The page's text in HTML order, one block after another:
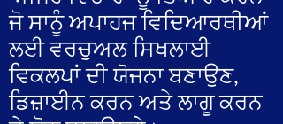
ਜੋ ਸਾਨੂੰ ਅਪਾਹਜ ਵਿਦਿਆਰਥੀਆਂ
ਲਈ ਵਰਚੁਅਲ ਸਿਖਲਾਈ
ਵਿਕਲਪਾਂ ਦੀ ਯੋਜਨਾ ਬਣਾਉਣ,
ਡਿਜ਼ਾਈਨ ਕਰਨ ਅਤੇ ਲਾਗੂ ਕਰਨ